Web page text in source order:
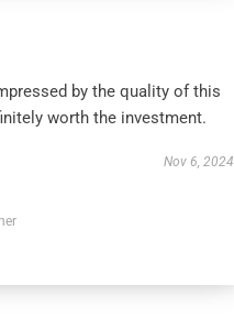
by the quality of this
worth the investment.
Nov 6, 2024